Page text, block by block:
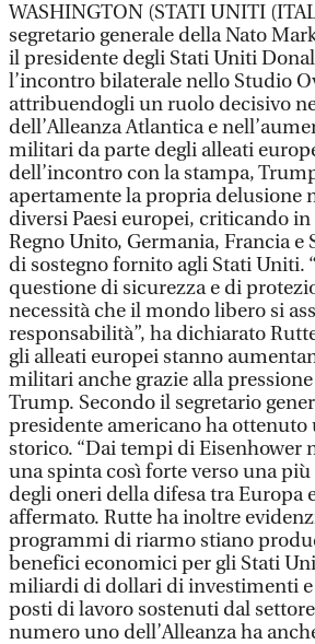
WASHINGTON (STATI UNITI
segretario generale della Nato
il presidente degli Stati Uniti
l’incontro bilaterale nello Studio
attribuendogli un ruolo decisivo
dell’Alleanza Atlantica e
militari da parte degli alleati
dell’incontro con la stampa,
apertamente la propria delusione
diversi Paesi europei, criticando
Regno Unito, Germania, Francia e
di sostegno fornito agli Stati Uniti.
questione di sicurezza e di
necessità che il mondo libero si
responsabilità”, ha dichiarato
gli alleati europei stanno
militari anche grazie alla
Trump. Secondo il segretario
presidente americano ha
storico. “Dai tempi di Eisenhower
una spinta così forte verso una
degli oneri della difesa tra Europa
affermato. Rutte ha inoltre
programmi di riarmo stiano
benefici economici per gli Stati
miliardi di dollari di investimenti
posti di lavoro sostenuti dal
numero uno dell’Alleanza ha